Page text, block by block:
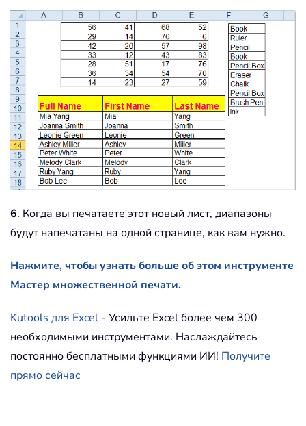
6. Когда вы печатаете этот новый лист, диапазоны
будут напечатаны на одной странице, как вам нужно.
Нажмите, чтобы узнать больше об этом инструменте
Мастер множественной печати.
Kutools для Excel - Усильте Excel более чем 300
необходимыми инструментами. Наслаждайтесь
постоянно бесплатными функциями ИИ! Получите
прямо сейчас